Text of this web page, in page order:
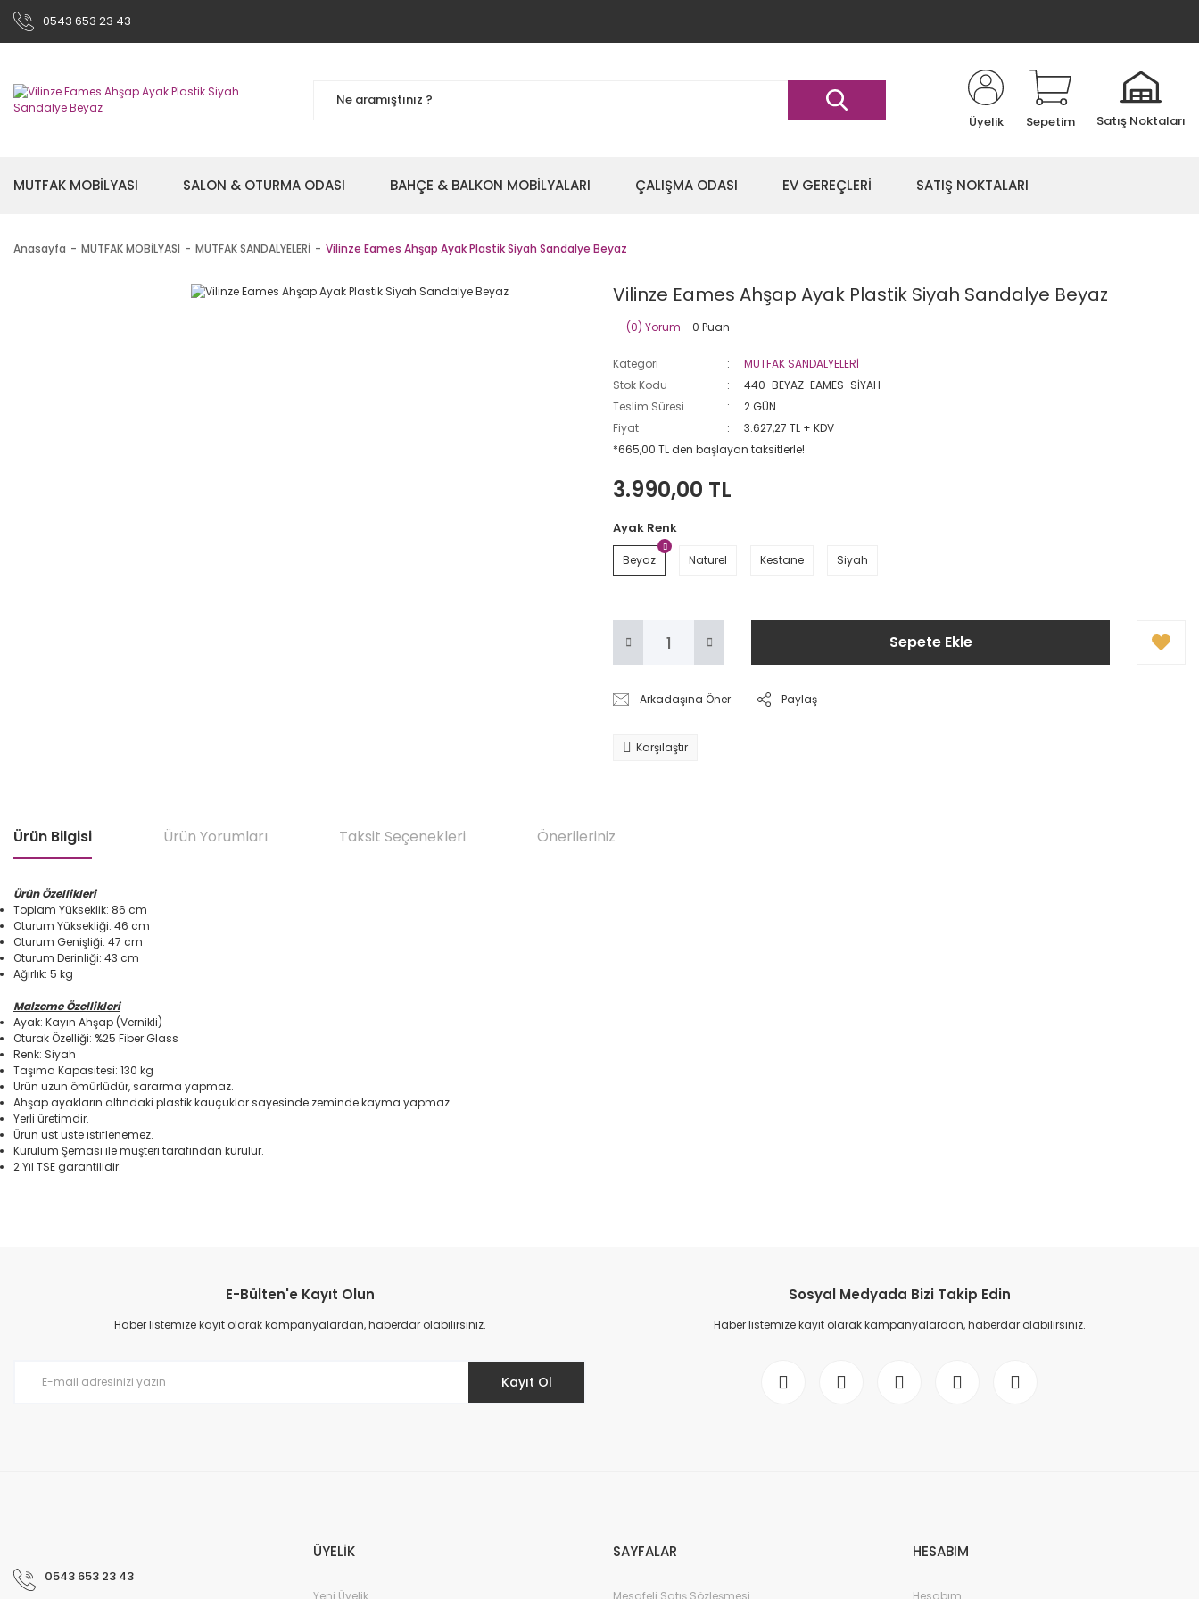
0543 653 23 43
Üyelik Sepetim Satış Noktaları
MUTFAK MOBİLYASI SALON & OTURMA ODASI BAHÇE & BALKON MOBİLYALARI ÇALIŞMA ODASI EV GEREÇLERİ SATIŞ NOKTALARI
Anasayfa MUTFAK MOBİLYASI MUTFAK SANDALYELERİ Vilinze Eames Ahşap Ayak Plastik Siyah Sandalye Beyaz
Vilinze Eames Ahşap Ayak Plastik Siyah Sandalye Beyaz
(0) Yorum - 0 Puan
Kategori
MUTFAK SANDALYELERİ
Stok Kodu
440-BEYAZ-EAMES-SİYAH
Teslim Süresi
2 GÜN
Fiyat
3.627,27 TL + KDV
*665,00 TL den başlayan taksitlerle!
3.990,00 TL
Ayak Renk
Beyaz Naturel Kestane Siyah
Sepete Ekle
Arkadaşına Öner Paylaş
Karşılaştır
Ürün Bilgisi Ürün Yorumları Taksit Seçenekleri Önerileriniz
ÜrünÖzellikleri
Toplam Yükseklik: 86 cm
Oturum Yüksekliği: 46 cm
Oturum Genişliği: 47 cm
Oturum Derinliği: 43 cm
Ağırlık: 5 kg
Malzeme Özellikleri
Ayak: Kayın Ahşap (Vernikli)
Oturak Özelliği: %25 Fiber Glass
Renk: Siyah
Taşıma Kapasitesi: 130 kg
Ürün uzun ömürlüdür, sararma yapmaz.
Ahşap ayakların altındaki plastik kauçuklar sayesinde zeminde kayma yapmaz.
Yerli üretimdir.
Ürün üst üste istiflenemez.
Kurulum Şeması ile müşteri tarafından kurulur.
2 Yıl TSE garantilidir.
Ürün resmi kalitesiz, bozuk veya görüntülenemiyor.
Ürün açıklamasında eksik bilgiler bulunuyor.
E-Bülten'e Kayıt Olun
Haber listemize kayıt olarak kampanyalardan, haberdar olabilirsiniz.
Kayıt Ol
Sosyal Medyada Bizi Takip Edin
Haber listemize kayıt olarak kampanyalardan, haberdar olabilirsiniz.
0543 653 23 43
ÜYELİK
Yeni Üyelik
SAYFALAR
Mesafeli Satış Sözleşmesi
HESABIM
Hesabım